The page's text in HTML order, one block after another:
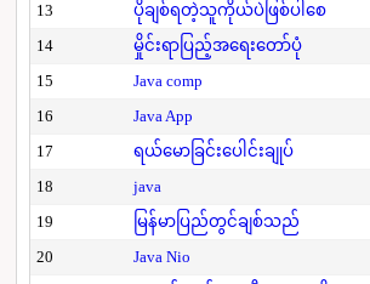
13
ပိုချစ်ရတဲ့သူကိုယ်ပဲဖြစ်ပါစေ
14
မှိုင်းရာပြည့်အရေးတော်ပုံ
15
Java comp
16
Java App
17
ရယ်မောခြင်းပေါင်းချုပ်
18
java
19
မြန်မာပြည်တွင်ချစ်သည်
20
Java Nio